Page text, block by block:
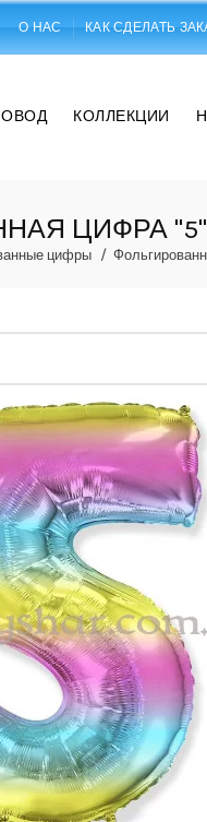
О НАС КАК СДЕЛАТЬ
КОЛЛЕКЦИИ
ЦИФРА
цифры